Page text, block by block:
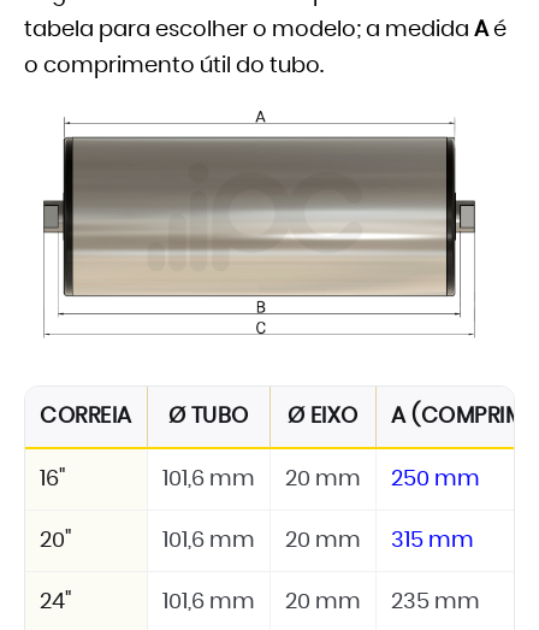
tabela para escolher o modelo; a medida Aé
o comprimento útil do tubo.
CORREIA Ø TUBO Ø EIXO A
16" 101,6 mm 20 mm 250 mm
20" 101,6 mm 20 mm 315 mm
24" 101,6 mm 20 mm 235 mm